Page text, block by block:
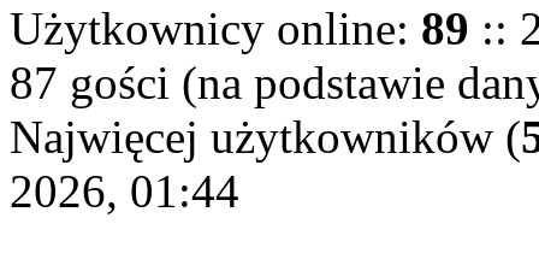
Użytkownicy online: 89 ::
87 gości (na podstawie
Najwięcej użytkowników (
2026, 01:44